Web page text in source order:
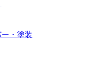
・塗装